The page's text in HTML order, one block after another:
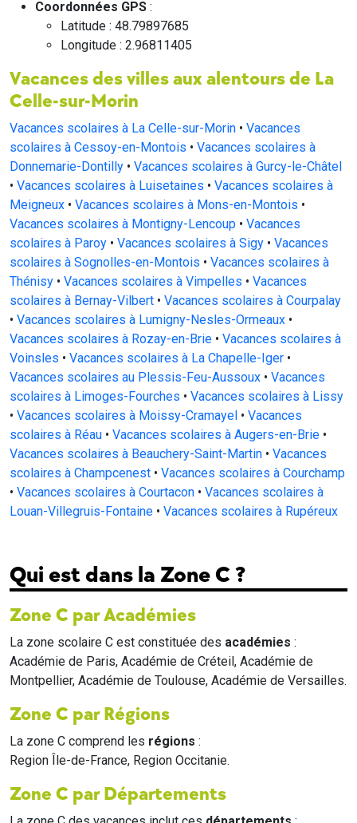
Coordonnées GPS :
Latitude : 48.79897685
Longitude : 2.96811405
Vacances des villes aux alentours de La
Celle-sur-Morin
Vacances scolaires à La Celle-sur-Morin • Vacances
scolaires à Cessoy-en-Montois • Vacances scolaires à
Donnemarie-Dontilly • Vacances scolaires à Gurcy-le-Châtel
• Vacances scolaires à Luisetaines • Vacances scolaires à
Meigneux • Vacances scolaires à Mons-en-Montois •
Vacances scolaires à Montigny-Lencoup • Vacances
scolaires à Paroy • Vacances scolaires à Sigy • Vacances
scolaires à Sognolles-en-Montois • Vacances scolaires à
Thénisy • Vacances scolaires à Vimpelles • Vacances
scolaires à Bernay-Vilbert • Vacances scolaires à Courpalay
• Vacances scolaires à Lumigny-Nesles-Ormeaux •
Vacances scolaires à Rozay-en-Brie • Vacances scolaires à
Voinsles • Vacances scolaires à La Chapelle-Iger •
Vacances scolaires au Plessis-Feu-Aussoux • Vacances
scolaires à Limoges-Fourches • Vacances scolaires à Lissy
• Vacances scolaires à Moissy-Cramayel • Vacances
scolaires à Réau • Vacances scolaires à Augers-en-Brie •
Vacances scolaires à Beauchery-Saint-Martin • Vacances
scolaires à Champcenest • Vacances scolaires à Courchamp
• Vacances scolaires à Courtacon • Vacances scolaires à
Louan-Villegruis-Fontaine • Vacances scolaires à Rupéreux
Qui est dans la Zone C ?
Zone C par Académies
La zone scolaire C est constituée des académies :
Académie de Paris, Académie de Créteil, Académie de
Montpellier, Académie de Toulouse, Académie de Versailles.
Zone C par Régions
La zone C comprend les régions :
Region Île-de-France, Region Occitanie.
Zone C par Départements